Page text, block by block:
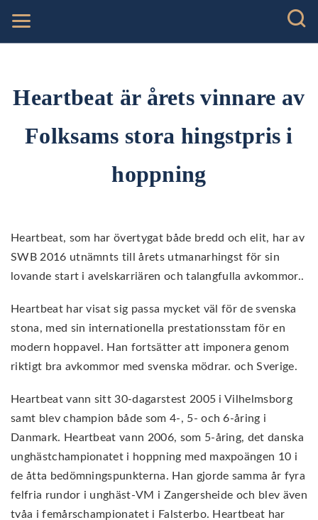
Heartbeat är årets vinnare av
Folksams stora hingstpris i
hoppning
Heartbeat, som har övertygat både bredd och elit, har av
SWB 2016 utnämnts till årets utmanarhingst för sin
lovande start i avelskarriären och talangfulla avkommor..
Heartbeat har visat sig passa mycket väl för de svenska
stona, med sin internationella prestationsstam för en
modern hoppavel. Han fortsätter att imponera genom
riktigt bra avkommor med svenska mödrar. och Sverige.
Heartbeat vann sitt 30-dagarstest 2005 i Vilhelmsborg
samt blev champion både som 4-, 5- och 6-åring i
Danmark. Heartbeat vann 2006, som 5-åring, det danska
unghästchampionatet i hoppning med maxpoängen 10 i
de åtta bedömningspunkterna. Han gjorde samma år fyra
felfria rundor i unghäst-VM i Zangersheide och blev även
tvåa i femårschampionatet i Falsterbo. Heartbeat har